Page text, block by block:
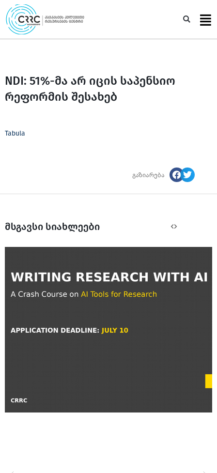
Skip
to
content
NDI: 51%-მა არ იცის საპენსიო
რეფორმის შესახებ
Tabula
გაზიარება
მსგავსი სიახლეები